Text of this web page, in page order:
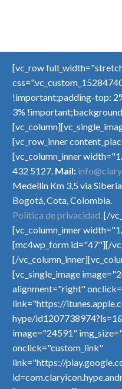
[vc_row
!important;padding-top:
3%
[vc_row_inner
[vc_column_inner
432 5127. Mail:
Medellin Km 3,5 via
Bogotá, Cota, Colombia.
Política de privacidad. [/
[vc_column_inner
[mc4wp_form id="47"][/
[/
[vc_single_image
alignment="right"
link="https://
hype/
image="24591"
onclick="custom_link"
link="https://